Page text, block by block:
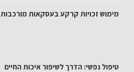
מימוש זכויות קרקע בעסקאות מורכבות
טיפול נפשי: הדרך לשיפור איכות החיים